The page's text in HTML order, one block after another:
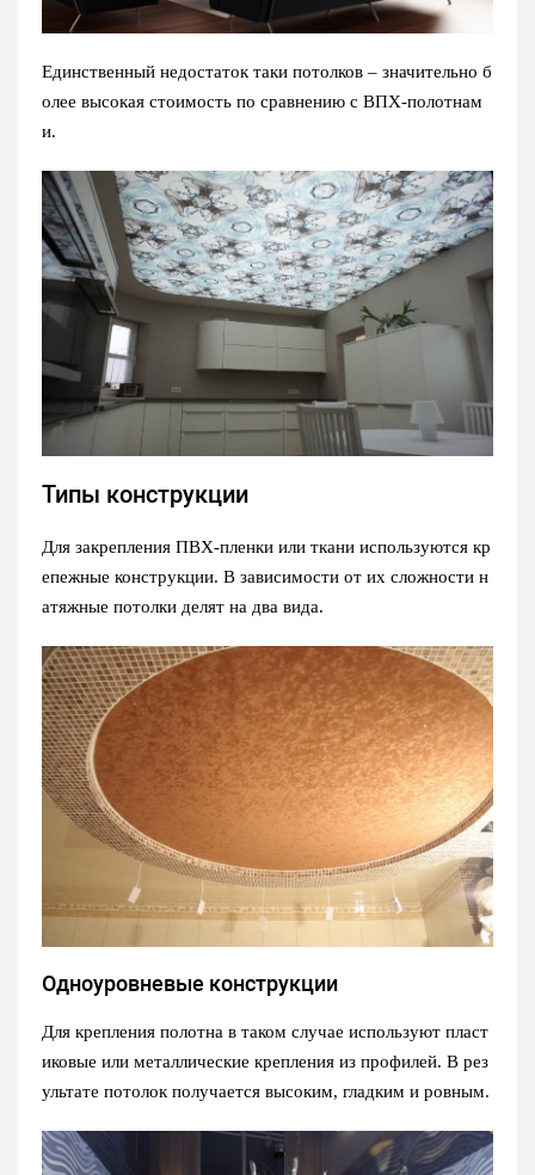
Единственный недостаток таки потолков – значительно б
олее высокая стоимость по сравнению с ВПХ-полотнам
и.
Типы конструкции
Для закрепления ПВХ-пленки или ткани используются кр
епежные конструкции. В зависимости от их сложности н
атяжные потолки делят на два вида.
Одноуровневые конструкции
Для крепления полотна в таком случае используют пласт
иковые или металлические крепления из профилей. В рез
ультате потолок получается высоким, гладким и ровным.